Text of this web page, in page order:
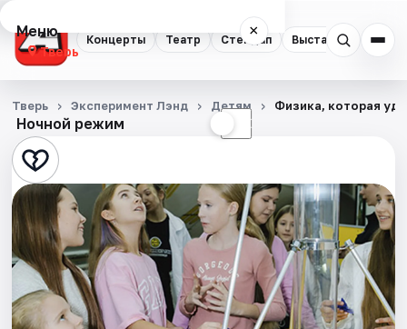
Концерты Театр Стендап Выставки
Меню ×
Тверь
Концерты
Театр
Стендап
Выставки
Квесты
Экскурсии
Ночной режим ☾
Тверь Эксперимент Лэнд Детям Физика, которая